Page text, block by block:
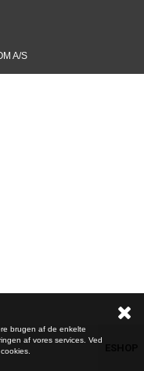
A/S
brugen af de enkelte
af vores services. Ved